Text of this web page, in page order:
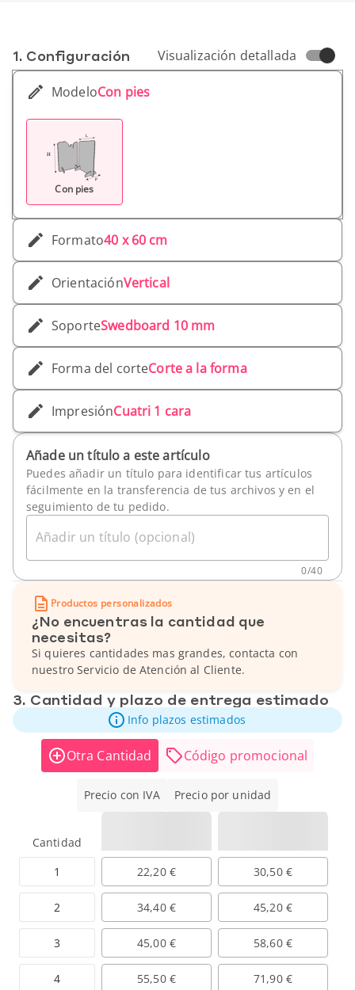
1. Conf­iguración Visualización detallada
ModeloCon pies
Con pies
Formato40 x 60 cm
OrientaciónVertical
SoporteSwedboard 10 mm
Forma del corteCorte a la forma
ImpresiónCuatri 1 cara
Añade un título a este artículo
Puedes añadir un título para identificar tus artículos
fácilmente en la transferencia de tus archivos y en el
seguimiento de tu pedido.
Añadir un título (opcional)
0/40
Productos personalizados
¿No encuentras la cantidad que
necesitas?
Si quieres cantidades mas grandes, contacta con
nuestro Servicio de Atención al Cliente.
3. Cantidad y plazo de entrega estimado
Info plazos estimados
Otra Cantidad Código promocional
Precio con IVA Precio por unidad
Cantidad
1
2
3
4
22,20 € 30,50 €
34,40 € 45,20 €
45,00 € 58,60 €
55,50 € 71,90 €